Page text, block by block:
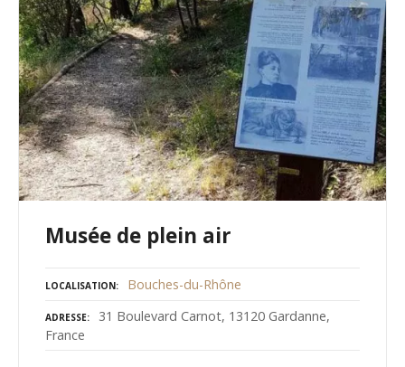
Musée de plein air
LOCALISATION Bouches-du-Rhône
ADRESSE
31 Boulevard Carnot, 13120 Gardanne,
France